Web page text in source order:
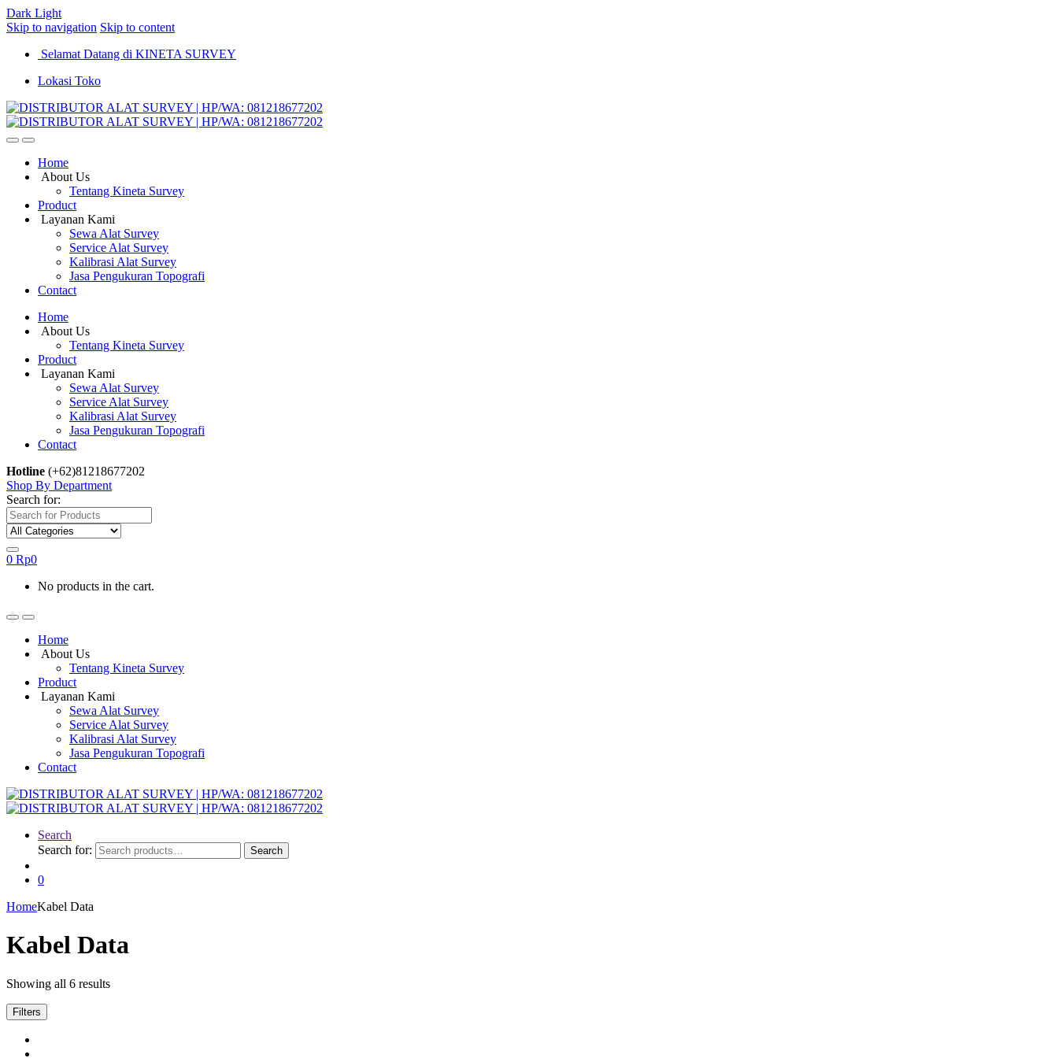
Dark Light
Skip to navigation Skip to content
Selamat Datang di KINETA SURVEY
Lokasi Toko
Home
About Us
Tentang Kineta Survey
Product
Layanan Kami
Sewa Alat Survey
Service Alat Survey
Kalibrasi Alat Survey
Jasa Pengukuran Topografi
Contact
Home
About Us
Tentang Kineta Survey
Product
Layanan Kami
Sewa Alat Survey
Service Alat Survey
Kalibrasi Alat Survey
Jasa Pengukuran Topografi
Contact
Hotline (+62)81218677202
Shop By Department
Search for:
0 Rp0
No products in the cart.
Home
About Us
Tentang Kineta Survey
Product
Layanan Kami
Sewa Alat Survey
Service Alat Survey
Kalibrasi Alat Survey
Jasa Pengukuran Topografi
Contact
Search
Search for:
Search
0
HomeKabel Data
Kabel Data
Showing all 6 results
Filters